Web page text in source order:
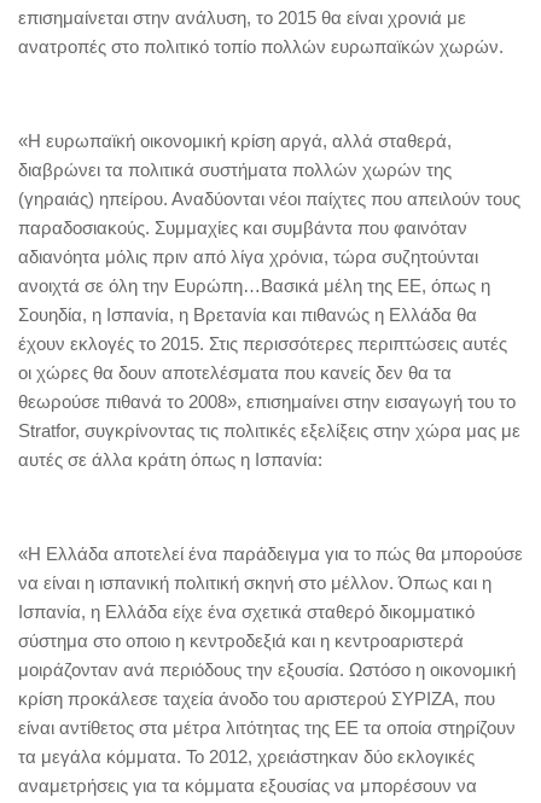
επισημαίνεται στην ανάλυση, το 2015 θα είναι χρονιά με
ανατροπές στο πολιτικό τοπίο πολλών ευρωπαϊκών χωρών.
«Η ευρωπαϊκή οικονομική κρίση αργά, αλλά σταθερά,
διαβρώνει τα πολιτικά συστήματα πολλών χωρών της
(γηραιάς) ηπείρου. Αναδύονται νέοι παίχτες που απειλούν τους
παραδοσιακούς. Συμμαχίες και συμβάντα που φαινόταν
αδιανόητα μόλις πριν από λίγα χρόνια, τώρα συζητούνται
ανοιχτά σε όλη την Ευρώπη…Βασικά μέλη της ΕΕ, όπως η
Σουηδία, η Ισπανία, η Βρετανία και πιθανώς η Ελλάδα θα
έχουν εκλογές το 2015. Στις περισσότερες περιπτώσεις αυτές
οι χώρες θα δουν αποτελέσματα που κανείς δεν θα τα
θεωρούσε πιθανά το 2008», επισημαίνει στην εισαγωγή του το
Stratfor, συγκρίνοντας τις πολιτικές εξελίξεις στην χώρα μας με
αυτές σε άλλα κράτη όπως η Ισπανία:
«Η Ελλάδα αποτελεί ένα παράδειγμα για το πώς θα μπορούσε
να είναι η ισπανική πολιτική σκηνή στο μέλλον. Όπως και η
Ισπανία, η Ελλάδα είχε ένα σχετικά σταθερό δικομματικό
σύστημα στο οποιο η κεντροδεξιά και η κεντροαριστερά
μοιράζονταν ανά περιόδους την εξουσία. Ωστόσο η οικονομική
κρίση προκάλεσε ταχεία άνοδο του αριστερού ΣΥΡΙΖΑ, που
είναι αντίθετος στα μέτρα λιτότητας της ΕΕ τα οποία στηρίζουν
τα μεγάλα κόμματα. Το 2012, χρειάστηκαν δύο εκλογικές
αναμετρήσεις για τα κόμματα εξουσίας να μπορέσουν να